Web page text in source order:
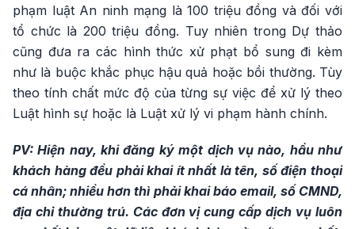
phạm luật An ninh mạng là 100 triệu đồng và đối với
tổ chức là 200 triệu đồng. Tuy nhiên trong Dự thảo
cũng đưa ra các hình thức xử phạt bổ sung đi kèm
như là buộc khắc phục hậu quả hoặc bồi thường. Tùy
theo tính chất mức độ của từng sự việc để xử lý theo
Luật hình sự hoặc là Luật xử lý vi phạm hành chính.
PV: Hiện nay, khi đăng ký một dịch vụ nào, hầu như
khách hàng đều phải khai ít nhất là tên, số điện thoại
cá nhân; nhiều hơn thì phải khai báo email, số CMND,
địa chỉ thường trú. Các đơn vị cung cấp dịch vụ luôn